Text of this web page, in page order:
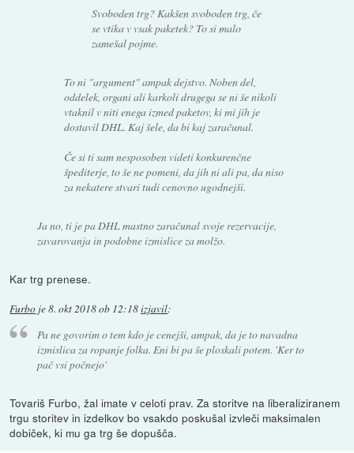
Svoboden trg? Kakšen svoboden trg, če
se vtika v vsak paketek? To si malo
zamešal pojme.
To ni "argument" ampak dejstvo. Noben del,
oddelek, organi ali karkoli drugega se ni še nikoli
vtaknil v niti enega izmed paketov, ki mi jih je
dostavil DHL. Kaj šele, da bi kaj zaračunal.
Če si ti sam nesposoben videti konkurenčne
špediterje, to še ne pomeni, da jih ni ali pa, da niso
za nekatere stvari tudi cenovno ugodnejši.
Ja no, ti je pa DHL mastno zaračunal svoje rezervacije,
zavarovanja in podobne izmislice za molžo.
Kar trg prenese.
Furbo je8. okt 2018 ob 12:18izjavil:
Pa ne govorim o tem kdo je cenejši, ampak, da je to navadna
izmislica za ropanje folka. Eni bi pa še ploskali potem. 'Ker to
pač vsi počnejo'
Tovariš Furbo, žal imate v celoti prav. Za storitve na liberaliziranem
trgu storitev in izdelkov bo vsakdo poskušal izvleči maksimalen
dobiček, ki mu ga trg še dopušča.